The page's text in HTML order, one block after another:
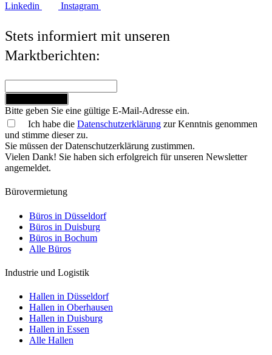
Linkedin Instagram
Stets informiert mit unseren
Marktberichten:
Bitte geben Sie eine gültige E-Mail-Adresse ein.
Ich habe die Datenschutzerklärung zur Kenntnis genommen
und stimme dieser zu.
Sie müssen der Datenschutzerklärung zustimmen.
Vielen Dank! Sie haben sich erfolgreich für unseren Newsletter
angemeldet.
Bürovermietung
Büros in Düsseldorf
Büros in Duisburg
Büros in Bochum
Alle Büros
Industrie und Logistik
Hallen in Düsseldorf
Hallen in Oberhausen
Hallen in Duisburg
Hallen in Essen
Alle Hallen